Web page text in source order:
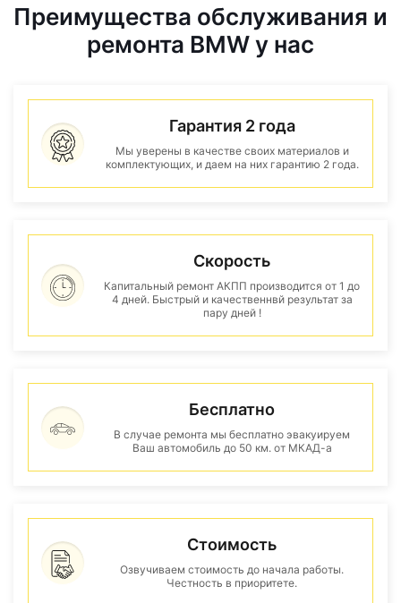
Преимущества обслуживания и
ремонта BMW у нас
Гарантия 2 года
Мы уверены в качестве своих материалов и
комплектующих, и даем на них гарантию 2 года.
Скорость
Капитальный ремонт АКПП производится от 1 до
4 дней. Быстрый и качественнвй результат за
пару дней !
Бесплатно
В случае ремонта мы бесплатно эвакуируем
Ваш автомобиль до 50 км. от МКАД-а
Стоимость
Озвучиваем стоимость до начала работы.
Честность в приоритете.